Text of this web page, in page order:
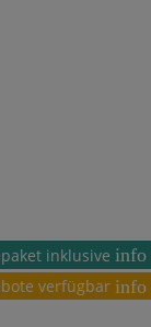
inklusiveinfo
verfügbar info